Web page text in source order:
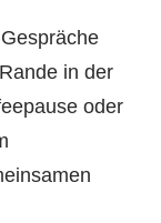
in der
oder